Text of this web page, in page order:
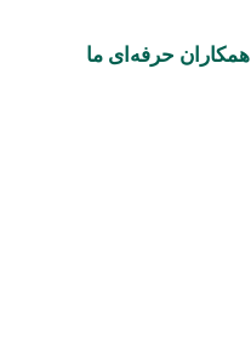
همکاران حرفه‌ای ما